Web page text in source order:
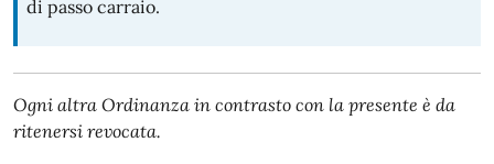
di passo carraio.
Ogni altra Ordinanza in contrasto con la presente è da
ritenersi revocata.